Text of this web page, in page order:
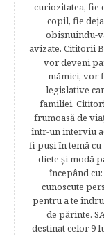
curiozitatea, fie
copil, fie
obişnuindu-
avizate. Cititorii
vor deveni
mămici, vor
legislative
familiei.
frumoasă de
într-un interviu
fi puşi în temă
diete şi modă
începând
cunoscute
pentru a te
de părinte.
destinat celor 9